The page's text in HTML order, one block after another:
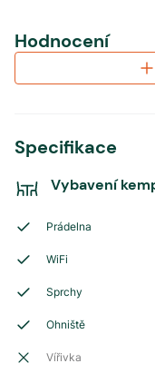
Hodnocení
Specifikace
Vybavení
Prádelna
WiFi
Sprchy
Ohniště
Vířivka